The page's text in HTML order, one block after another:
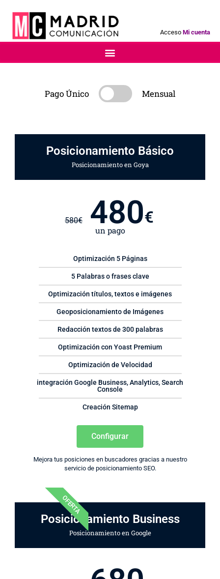
Acceso Mi cuenta
Pago Único Mensual
Posicionamiento Básico
Posicionamiento en Goya
580€ 480€
un pago
Optimización 5 Páginas
5 Palabras o frases clave
Optimización títulos, textos e imágenes
Geoposicionamiento de Imágenes
Redacción textos de 300 palabras
Optimización con Yoast Premium
Optimización de Velocidad
integración Google Business, Analytics, Search
Console
Creación Sitemap
Configurar
Mejora tus posiciones en buscadores gracias a nuestro
servicio de posicionamiento SEO.
OFERTA
Posicionamiento Business
Posicionamiento en Google